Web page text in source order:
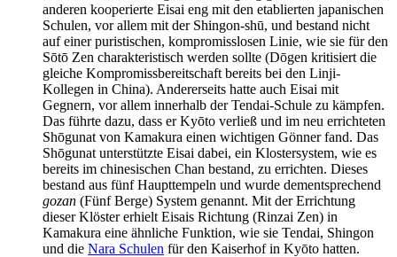
anderen kooperierte Eisai eng mit den etablierten japanischen
Schulen, vor allem mit der Shingon-shū, und bestand nicht
auf einer puristischen, kompromisslosen Linie, wie sie für den
Sōtō Zen charakteristisch werden sollte (Dōgen kritisiert die
gleiche Kompromissbereitschaft bereits bei den Linji-
Kollegen in China). Andererseits hatte auch Eisai mit
Gegnern, vor allem innerhalb der Tendai-Schule zu kämpfen.
Das führte dazu, dass er Kyōto verließ und im neu errichteten
Shōgunat von Kamakura einen wichtigen Gönner fand. Das
Shōgunat unterstützte Eisai dabei, ein Klostersystem, wie es
bereits im chinesischen Chan bestand, zu errichten. Dieses
bestand aus fünf Haupttempeln und wurde dementsprechend
gozan (Fünf Berge) System genannt. Mit der Errichtung
dieser Klöster erhielt Eisais Richtung (Rinzai Zen) in
Kamakura eine ähnliche Funktion, wie sie Tendai, Shingon
und die Nara Schulen für den Kaiserhof in Kyōto hatten.